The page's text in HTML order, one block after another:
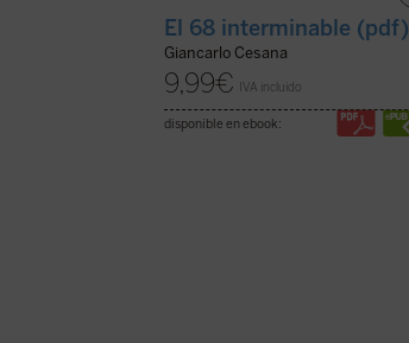
El 68 interminable (pdf)
Giancarlo Cesana
9,99€ IVA incluido
disponible en ebook: